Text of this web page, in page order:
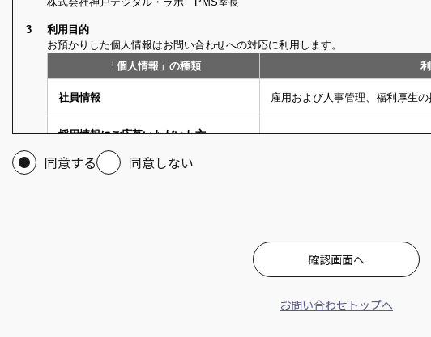
同意する 同意しない
お問い合わせトップへ